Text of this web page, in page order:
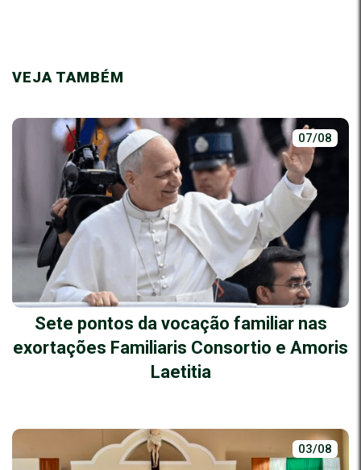
VEJA TAMBÉM
07/08
Sete pontos da vocação familiar nas
exortações Familiaris Consortio e Amoris
Laetitia
03/08